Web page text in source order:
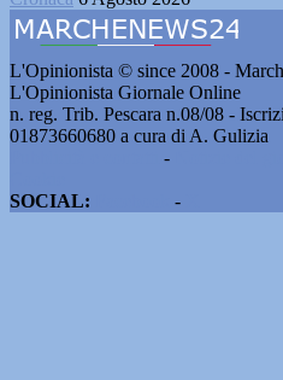
L'Opinionista © since 2008 -
L'Opinionista Giornale Online
n. reg. Trib. Pescara n.08/08 -
01873660680 a cura di A. Gulizia
-
SOCIAL:
-